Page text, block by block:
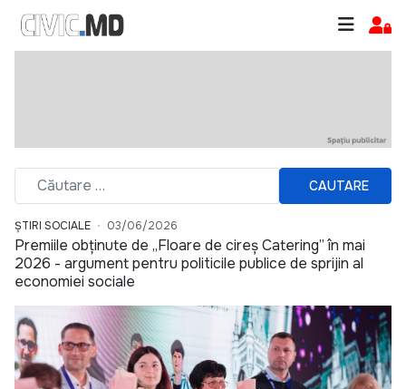
CAUTARE
ȘTIRI SOCIALE 03/06/2026
Premiile obținute de „Floare de cireș Catering” în mai
2026 - argument pentru politicile publice de sprijin al
economiei sociale